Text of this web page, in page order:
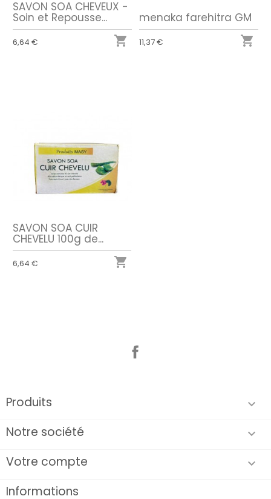
SAVON SOA CHEVEUX -
Soin et Repousse...
6,64 € 
menaka farehitra GM
11,37 € 
SAVON SOA CUIR
CHEVELU 100g de...
6,64 € 
Produits 
Notre société 
Votre compte 
Informations